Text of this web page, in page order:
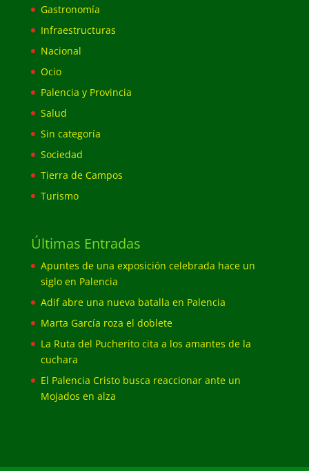
Gastronomía
Infraestructuras
Nacional
Ocio
Palencia y Provincia
Salud
Sin categoría
Sociedad
Tierra de Campos
Turismo
Últimas Entradas
Apuntes de una exposición celebrada hace un
siglo en Palencia
Adif abre una nueva batalla en Palencia
Marta García roza el doblete
La Ruta del Pucherito cita a los amantes de la
cuchara
El Palencia Cristo busca reaccionar ante un
Mojados en alza